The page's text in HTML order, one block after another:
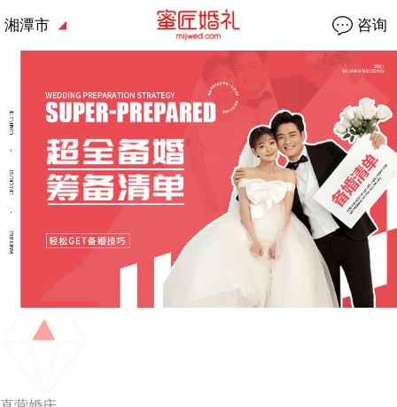
湘潭市 咨询